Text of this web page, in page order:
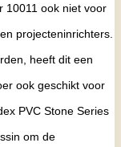
10011 ook niet voor
projecteninrichters.
heeft dit een
ook geschikt voor
PVC Stone Series
om de